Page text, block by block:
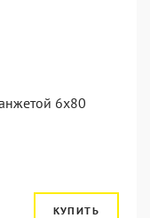
6x80
КУПИТЬ